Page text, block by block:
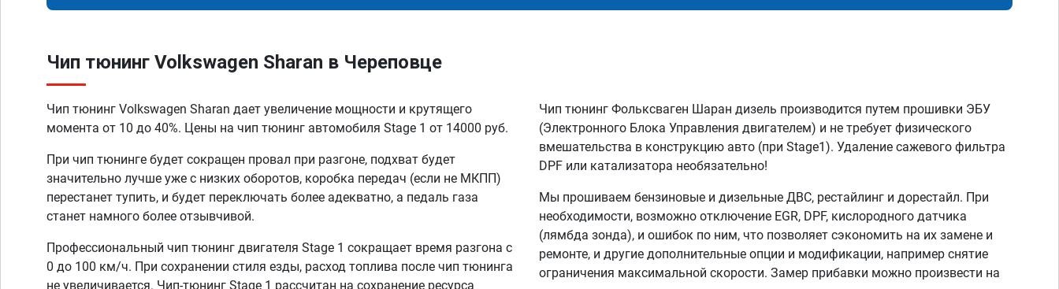
Чип тюнинг Volkswagen Sharan в Череповце
Чип тюнинг Volkswagen Sharan дает увеличение мощности и крутящего
момента от 10 до 40%. Цены на чип тюнинг автомобиля Stage 1 от 14000 руб.
При чип тюнинге будет сокращен провал при разгоне, подхват будет
значительно лучше уже с низких оборотов, коробка передач (если не МКПП)
перестанет тупить, и будет переключать более адекватно, а педаль газа
станет намного более отзывчивой.
Профессиональный чип тюнинг двигателя Stage 1 сокращает время разгона с
0 до 100 км/ч. При сохранении стиля езды, расход топлива после чип тюнинга
не увеличивается. Чип-тюнинг Stage 1 рассчитан на сохранение ресурса
Чип тюнинг Фольксваген Шаран дизель производится путем прошивки ЭБУ
(Электронного Блока Управления двигателем) и не требует физического
вмешательства в конструкцию авто (при Stage1). Удаление сажевого фильтра
DPF или катализатора необязательно!
Мы прошиваем бензиновые и дизельные ДВС, рестайлинг и дорестайл. При
необходимости, возможно отключение EGR, DPF, кислородного датчика
(лямбда зонда), и ошибок по ним, что позволяет сэкономить на их замене и
ремонте, и другие дополнительные опции и модификации, например снятие
ограничения максимальной скорости. Замер прибавки можно произвести на